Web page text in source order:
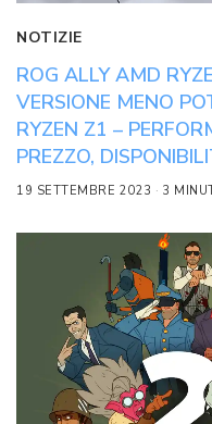
NOTIZIE
ROG ALLY AMD
VERSIONE MENO
RYZEN Z1 –
PREZZO,
19 SETTEMBRE 2023 3